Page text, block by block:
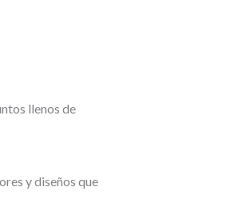
llenos de
y diseños que